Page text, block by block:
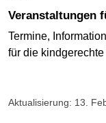
Veranstaltungen
Termine,
für die
Aktualisierung: 13.